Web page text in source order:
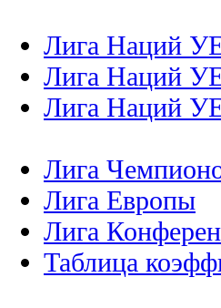
Лига Наций
Лига Наций
Лига Наций
Лига
Лига Европы
Лига
Таблица